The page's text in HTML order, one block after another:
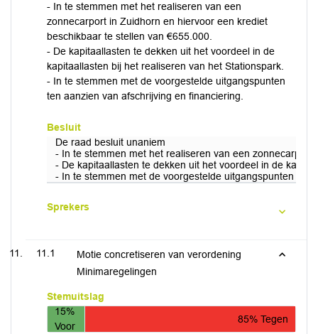
- In te stemmen met het realiseren van een
zonnecarport in Zuidhorn en hiervoor een krediet
beschikbaar te stellen van €655.000.
- De kapitaallasten te dekken uit het voordeel in de
kapitaallasten bij het realiseren van het Stationspark.
- In te stemmen met de voorgestelde uitgangspunten
ten aanzien van afschrijving en financiering.
Besluit
De raad besluit unaniem
- In te stemmen met het realiseren van een
- De kapitaallasten te dekken uit het voordeel in de
- In te stemmen met de voorgestelde uitgangspunten ten
Sprekers
11.1
Motie concretiseren van verordening
Minimaregelingen
Stemuitslag
15%
Voor
85% Tegen